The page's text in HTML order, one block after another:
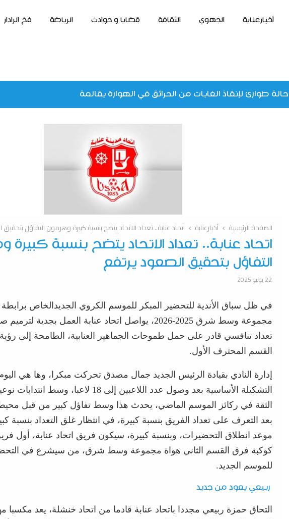
أخبارعنابة الجهوي الثقافة قضايا و حوادث الرياضة فخ الرادار
حالة طوارئ لإنقاذ الغابات من الحرائق في الهوارة بقالمة
الصفحة الرئيسية أخبارعنابة اتحاد عنابة.. تعداد الاتحاد يتضح بنسبة كبيرة وهرمون التفاؤل
اتحاد عنابة.. تعداد الاتحاد يتضح بنسبة
التفاؤل بتحقيق الصعود يرتفع
22 يوليو 2025
في ظل سباق الأندية للتحضير المبكر للموسم الكروي الجديد الخاص برابطة
مجموعة وسط شرق 2025-2026
، يواصل اتحاد عنابة العمل بجدية لترميم
تعداد تنافسي قادر على حمل طموحات الجماهير العنابية، الطامحة إلى
القسم المحترف الأول.
إدارة النادي بقيادة الرئيس الجديد جمال مصدق تحركت مبكر ا، وها هي
التشكيلة الأساسية بعد وصول عدد اللاعبين إلى 18 لاع
با، وسط انتدابات
الثقة في ركائز الموسم الماضي، يحدث هذا وسط تفاؤل كبير من قبل محيط
بعد التعرف على تعداد الفريق بنسبة كبيرة، في انتظار غلق التعداد بنسبة
موعد انطلاق التحضيرات، وبنسبة كبيرة، سيكون فريق اتحاد عنابة، أول
كوكبة فرق القسم الثاني هواة مجموعة وسط شرق، من سيشرع في
للموسم الجديد.
ربيعي يعود من جديد
التحاق حمزة ربيعي مجدد ا باتحاد عنابة قادما من اتحاد خنشلة، يعد مكسبا